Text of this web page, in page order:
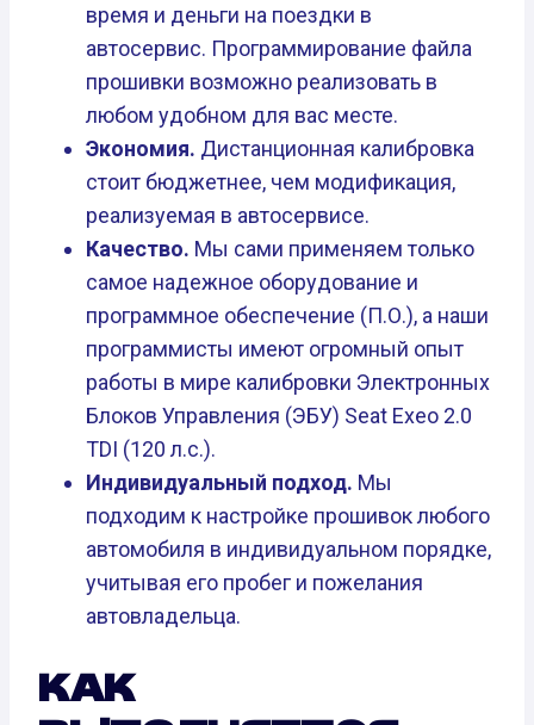
время и деньги на поездки в
автосервис. Программирование файла
прошивки возможно реализовать в
любом удобном для вас месте.
Экономия. Дистанционная калибровка
стоит бюджетнее, чем модификация,
реализуемая в автосервисе.
Качество. Мы сами применяем только
самое надежное оборудование и
программное обеспечение (П.О.), а наши
программисты имеют огромный опыт
работы в мире калибровки Электронных
Блоков Управления (ЭБУ) Seat Exeo 2.0
TDI (120 л.с.).
Индивидуальный подход. Мы
подходим к настройке прошивок любого
автомобиля в индивидуальном порядке,
учитывая его пробег и пожелания
автовладельца.
КАК